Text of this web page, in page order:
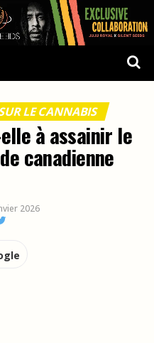
LE CANNABIS
à assainir le
canadienne
2026